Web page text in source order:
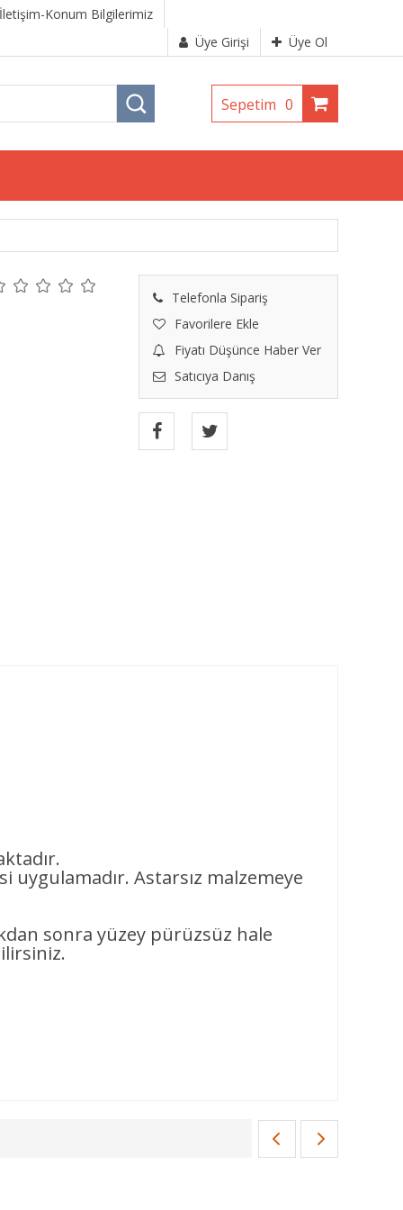
İletişim-Konum Bilgilerimiz
Üye Girişi
Üye Ol
Sepetim 0
Telefonla Sipariş
Favorilere Ekle
Fiyatı Düşünce Haber Ver
Satıcıya Danış
Astarsız malzemeye
sonra yüzey pürüzsüz hale